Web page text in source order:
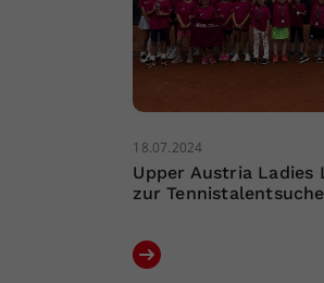
18.07.2024
Upper Austria Ladies
zur